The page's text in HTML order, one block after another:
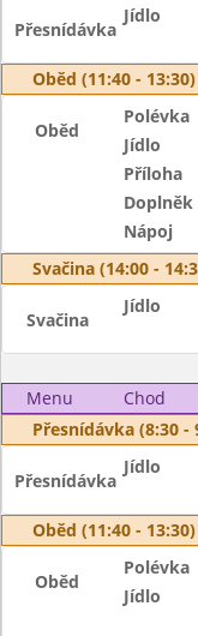
Přesnídávka
Jídlo
Oběd (11:40 - 13:30)
Oběd
Polévka
Jídlo
Příloha
Doplněk
Nápoj
Svačina (14:00 -
Svačina
Jídlo
Menu Chod
Přesnídávka (8:30 -
Přesnídávka
Jídlo
Oběd (11:40 - 13:30)
Oběd
Polévka
Jídlo